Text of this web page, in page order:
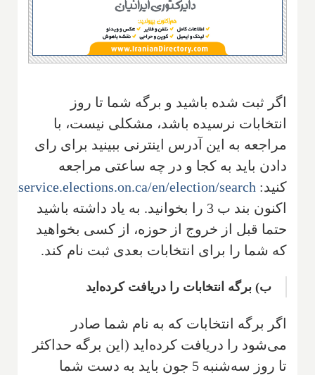
اگر ثبت شده باشید و برگه شما تا روز
انتخابات نرسیده باشد، مشکلی نیست، با
مراجعه به این آدرس اینترنی ببینید برای رای
دادن باید به کجا و در چه ساعتی مراجعه
کنید: en/election/search
اکنون بند ب 3 را بخوانید. به یاد داشته باشید
حتما قبل از خروج از حوزه، از کسی بخواهید
که شما را برای انتخابات بعدی ثبت نام کند.
ب) برگه انتخابات را دریافت کرده‌اید
اگر برگه انتخابات که به نام شما صادر
می‌شود را دریافت کرده‌اید (این برگه حداکثر
تا روز سه‌شنبه 5 جون باید به دست شما